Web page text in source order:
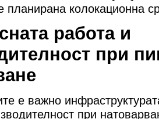
планирана колокационна
работа и
при
е важно
при